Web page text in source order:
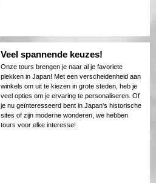
Veel spannende keuzes!
Onze tours brengen je naar al je favoriete
plekken in Japan! Met een verscheidenheid aan
winkels om uit te kiezen in grote steden, heb je
veel opties om je ervaring te personaliseren. Of
je nu geïnteresseerd bent in Japan's historische
sites of zijn moderne wonderen, we hebben
tours voor elke interesse!